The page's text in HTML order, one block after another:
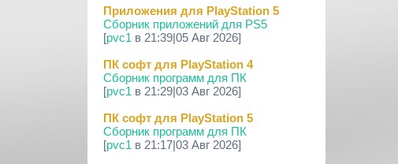
[PS Portal] Программное
Обеспечение 7.0.0 для PS P...
[PS3] Программное Обеспечение 4.93
для PlayStation...
[PS4] Программное Обеспечение
13.50 для PlayStatio...
Приложения для PlayStation 5
Сборник приложений для PS5
[pvc1 в 21:39|05 Авг 2026]
ПК софт для PlayStation 4
Сборник программ для ПК
[pvc1 в 21:29|03 Авг 2026]
ПК софт для PlayStation 5
Сборник программ для ПК
[pvc1 в 21:17|03 Авг 2026]